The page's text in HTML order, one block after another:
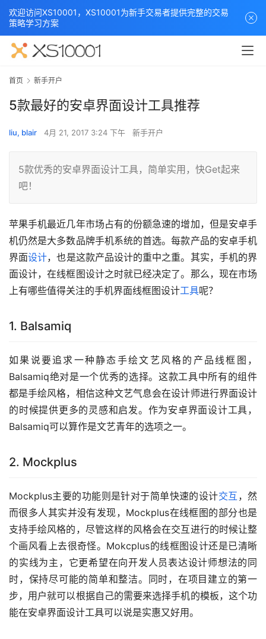
首页 新手开户
5款最好的安卓界面设计工具推荐
liu, blair 4月 21, 2017 3:24 下午 新手开户
5款优秀的安卓界面设计工具，简单实用，快Get起来
吧！
苹果手机最近几年市场占有的份额急速的增加，但是安卓手
机仍然是大多数品牌手机系统的首选。每款产品的安卓手机
界面设计，也是这款产品设计的重中之重。其实，手机的界
面设计，在线框图设计之时就已经决定了。那么，现在市场
上有哪些值得关注的手机界面线框图设计工具呢？
1. Balsamiq
如果说要追求一种静态手绘文艺风格的产品线框图，
Balsamiq绝对是一个优秀的选择。这款工具中所有的组件
都是手绘风格，相信这种文艺气息会在设计师进行界面设计
的时候提供更多的灵感和启发。作为安卓界面设计工具，
Balsamiq可以算作是文艺青年的选项之一。
2. Mockplus
Mockplus主要的功能则是针对于简单快速的设计交互 ，然
而很多人其实并没有发现，Mockplus在线框图的部分也是
支持手绘风格的，尽管这样的风格会在交互进行的时候让整
个画风看上去很奇怪。Mokcplus的线框图设计还是已清晰
的实线为主，它更希望在向开发人员表达设计师想法的同
时，保持尽可能的简单和整洁。同时，在项目建立的第一
步，用户就可以根据自己的需要来选择手机的模板，这个功
能在安卓界面设计工具可以说是实惠又好用。
欢迎访问XS10001，XS10001为新手交易者提供完整的交易
策略学习方案